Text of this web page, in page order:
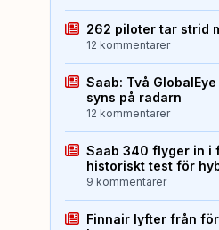
262 piloter tar strid
12 kommentarer
Saab: Två
syns på radarn
12 kommentarer
Saab 340 flyger in i
historiskt test för
9 kommentarer
Finnair lyfter från